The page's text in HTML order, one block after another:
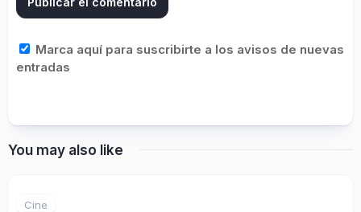
Marca aquí para suscribirte a los avisos de nuevas
entradas
You may also like
Cine